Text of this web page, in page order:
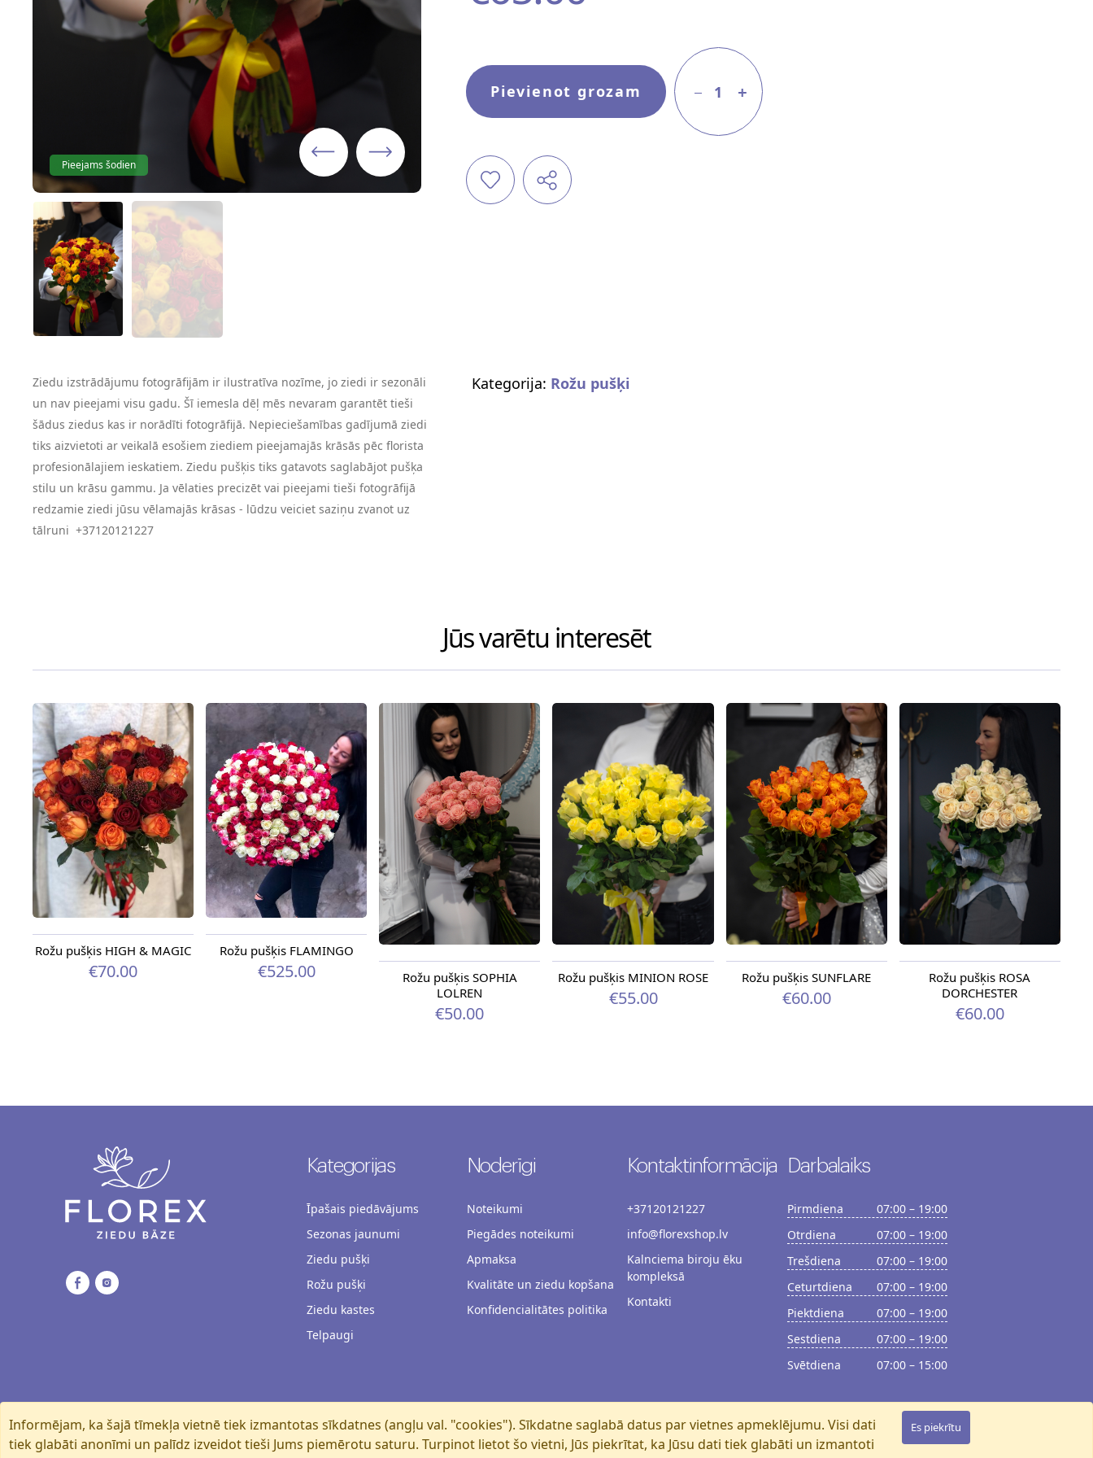
Pieejams šodien
Pievienot grozam 1
Ziedu izstrādājumu fotogrāfijām ir ilustratīva nozīme, jo ziedi ir sezonāli
un nav pieejami visu gadu. Šī iemesla dēļ mēs nevaram garantēt tieši
šādus ziedus kas ir norādīti fotogrāfijā. Nepieciešamības gadījumā ziedi
tiks aizvietoti ar veikalā esošiem ziediem pieejamajās krāsās pēc florista
profesionālajiem ieskatiem. Ziedu pušķis tiks gatavots saglabājot pušķa
stilu un krāsu gammu. Ja vēlaties precizēt vai pieejami tieši fotogrāfijā
redzamie ziedi jūsu vēlamajās krāsas - lūdzu veiciet saziņu zvanot uz
tālruni +37120121227
Kategorija: Rožu pušķi
Jūs varētu interesēt
Rožu pušķis HIGH & MAGIC
€70.00
Rožu pušķis FLAMINGO
€525.00
Rožu pušķis SOPHIA
LOLREN
€50.00
Rožu pušķis MINION ROSE
€55.00
Rožu pušķis SUNFLARE
€60.00
Rožu pušķis ROSA
DORCHESTER
€60.00
Kategorijas
Īpašais piedāvājums
Sezonas jaunumi
Ziedu pušķi
Rožu pušķi
Ziedu kastes
Telpaugi
Noderīgi
Noteikumi
Piegādes noteikumi
Apmaksa
Kvalitāte un ziedu kopšana
Konfidencialitātes politika
Kontaktinformācija
+37120121227
info@florexshop.lv
Kalnciema biroju ēku
kompleksā
Kontakti
Darbalaiks
Pirmdiena
07:00 – 19:00
Otrdiena
07:00 – 19:00
Trešdiena
07:00 – 19:00
Ceturtdiena
07:00 – 19:00
Piektdiena
07:00 – 19:00
Sestdiena
07:00 – 19:00
Svētdiena
07:00 – 15:00
Florexshop, 2026, Rīga
Informējam, ka šajā tīmekļa vietnē tiek izmantotas sīkdatnes (angļu val. "cookies"). Sīkdatne saglabā datus par vietnes apmeklējumu. Visi dati
tiek glabāti anonīmi un palīdz izveidot tieši Jums piemērotu saturu. Turpinot lietot šo vietni, Jūs piekrītat, ka Jūsu dati tiek glabāti un izmantoti
Es piekrītu